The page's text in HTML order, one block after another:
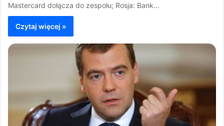
Mastercard dołącza do zespołu; Rosja: Bank…
Czytaj więcej »